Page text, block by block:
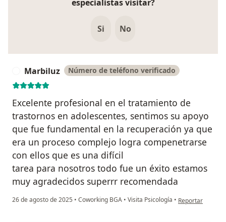
especialistas visitar?
Si No
Marbiluz Número de teléfono verificado
Excelente profesional en el tratamiento de
trastornos en adolescentes, sentimos su apoyo
que fue fundamental en la recuperación ya que
era un proceso complejo logra compenetrarse
con ellos que es una difícil
tarea para nosotros todo fue un éxito estamos
muy agradecidos superrr recomendada
26 de agosto de 2025 • Coworking BGA • Visita Psicología • en opinión del
Reportar